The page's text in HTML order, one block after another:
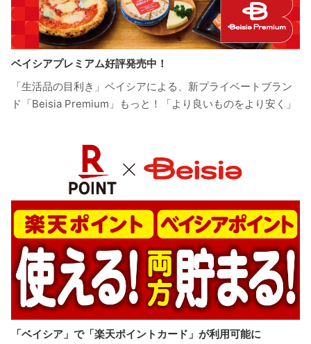
ベイシアプレミアム好評発売中！
「生活品の目利き」ベイシアによる、新プライベートブラン
ド「Beisia Premium」もっと！「より良いものをより安く」
「ベイシア」で「楽天ポイントカード」が利用可能に